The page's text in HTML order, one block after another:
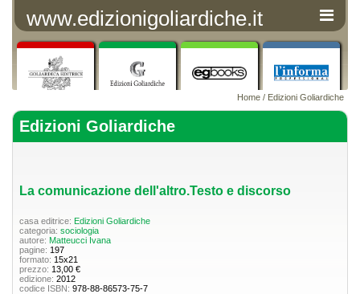
www.edizionigoliardiche.it
Home / Edizioni Goliardiche
Edizioni Goliardiche
La comunicazione dell'altro.Testo e discorso
casa editrice: Edizioni Goliardiche
categoria: sociologia
autore: Matteucci Ivana
pagine: 197
formato: 15x21
prezzo: 13,00 €
edizione: 2012
codice ISBN: 978-88-86573-75-7